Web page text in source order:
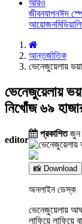
আরও
জীবনযাপনঈদ
আয়োজনমিডিয়া
আন্তর্জাতিক
ভেনেজুয়েলায়
ভেনেজুয়েলায়
নিখোঁজ ৬৯
editor
প্রকাশিতজুন
📸 Download
অনলাইন ডেস্ক
ভেনেজুয়েলায়
লাফিয়ে লাফিয়ে